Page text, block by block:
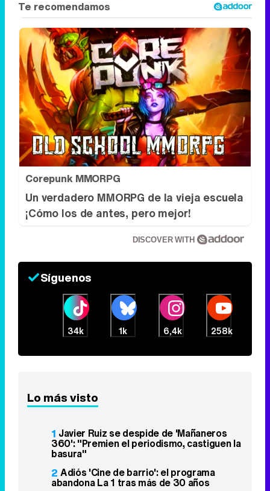
Corepunk MMORPG
Un verdadero MMORPG de la vieja escuela
¡Cómo los de antes, pero mejor!
DISCOVER WITH
Síguenos
34k 1k 6,4k 258k
Lo más visto
1 Javier Ruiz se despide de 'Mañaneros
360': "Premien el periodismo, castiguen la
basura"
2 Adiós 'Cine de barrio': el programa
abandona La 1 tras más de 30 años